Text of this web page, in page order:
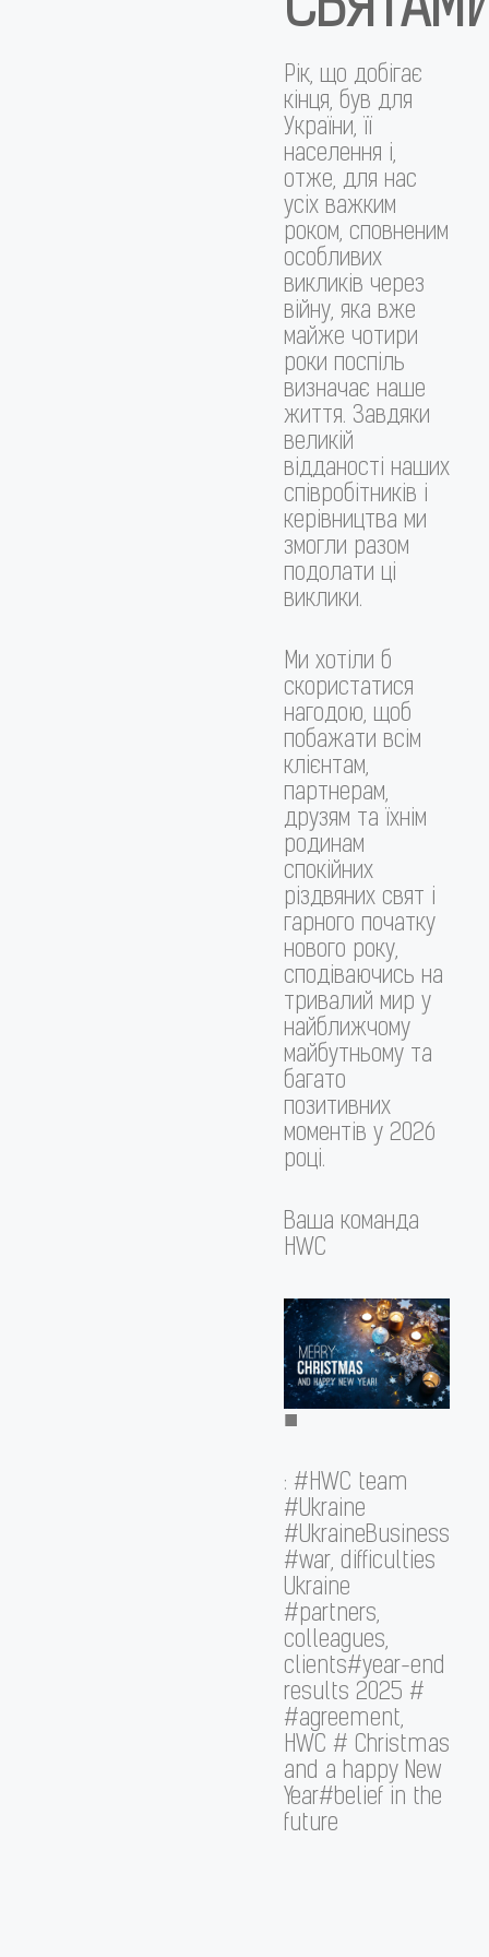
Рік, що добігає
кінця, був для
України, її
населення і,
отже, для нас
усіх важким
роком, сповненим
особливих
викликів через
війну, яка вже
майже чотири
роки поспіль
визначає наше
життя. Завдяки
великій
відданості наших
співробітників і
керівництва ми
змогли разом
подолати ці
виклики.
Ми хотіли б
скористатися
нагодою, щоб
побажати всім
клієнтам,
партнерам,
друзям та їхнім
родинам
спокійних
різдвяних свят і
гарного початку
нового року,
сподіваючись на
тривалий мир у
найближчому
майбутньому та
багато
позитивних
моментів у 2026
році.
Ваша команда
HWC
■
: #HWC team
#Ukraine
#UkraineBusiness
#war, difficulties
Ukraine
#partners,
colleagues,
clients#year-end
results 2025 #
#agreement,
HWC # Christmas
and a happy New
Year#belief in the
future